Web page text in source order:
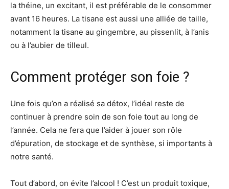
la théine, un excitant, il est préférable de le consommer
avant 16 heures. La tisane est aussi une alliée de taille,
notamment la tisane au gingembre, au pissenlit, à l’anis
ou à l’aubier de tilleul.
Comment protéger son foie ?
Une fois qu’on a réalisé sa détox, l’idéal reste de
continuer à prendre soin de son foie tout au long de
l’année. Cela ne fera que l’aider à jouer son rôle
d’épuration, de stockage et de synthèse, si importants à
notre santé.
Tout d’abord, on évite l’alcool ! C’est un produit toxique,